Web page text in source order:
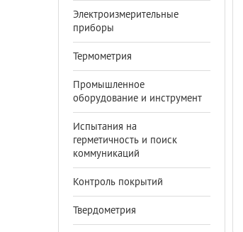
Электроизмерительные
приборы
Термометрия
Промышленное
оборудование и инструмент
Испытания на
герметичность и поиск
коммуникаций
Контроль покрытий
Твердометрия